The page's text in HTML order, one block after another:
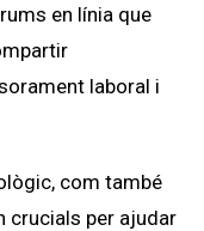
en línia que
laboral i
com també
crucials per ajudar